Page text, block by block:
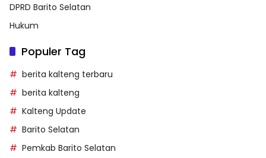
DPRD Barito Selatan
Hukum
Populer Tag
berita kalteng terbaru
berita kalteng
Kalteng Update
Barito Selatan
Pemkab Barito Selatan